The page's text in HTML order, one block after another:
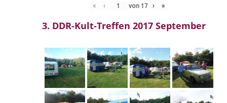
« ‹ von 17 › »
3. DDR-Kult-Treffen 2017 September